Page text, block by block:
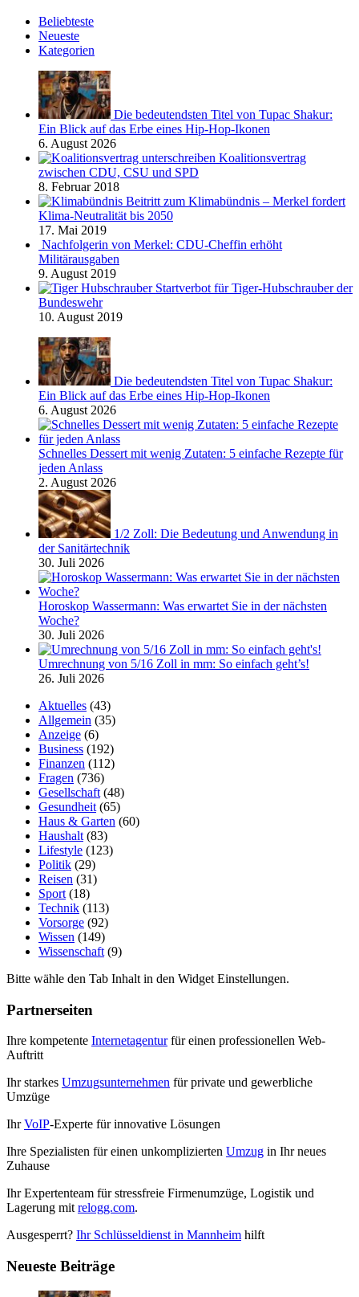
Beliebteste
Neueste
Kategorien
Die bedeutendsten Titel von Tupac Shakur:
Ein Blick auf das Erbe eines Hip-Hop-Ikonen
6. August 2026
Koalitionsvertrag
zwischen CDU, CSU und SPD
8. Februar 2018
Beitritt zum Klimabündnis – Merkel fordert
Klima-Neutralität bis 2050
17. Mai 2019
Nachfolgerin von Merkel: CDU-Cheffin erhöht
Militärausgaben
9. August 2019
Startverbot für Tiger-Hubschrauber der
Bundeswehr
10. August 2019
Die bedeutendsten Titel von Tupac Shakur:
Ein Blick auf das Erbe eines Hip-Hop-Ikonen
6. August 2026
Schnelles Dessert mit wenig Zutaten: 5 einfache Rezepte für
jeden Anlass
2. August 2026
1/2 Zoll: Die Bedeutung und Anwendung in
der Sanitärtechnik
30. Juli 2026
Horoskop Wassermann: Was erwartet Sie in der nächsten
Woche?
30. Juli 2026
Umrechnung von 5/16 Zoll in mm: So einfach geht’s!
26. Juli 2026
Aktuelles (43)
Allgemein (35)
Anzeige (6)
Business (192)
Finanzen (112)
Fragen (736)
Gesellschaft (48)
Gesundheit (65)
Haus & Garten (60)
Haushalt (83)
Lifestyle (123)
Politik (29)
Reisen (31)
Sport (18)
Technik (113)
Vorsorge (92)
Wissen (149)
Wissenschaft (9)
Bitte wähle den Tab Inhalt in den Widget Einstellungen.
Partnerseiten
Ihre kompetente Internetagenturfür einen professionellen Web-
Auftritt
Ihr starkes Umzugsunternehmen für private und gewerbliche
Umzüge
IhrVoIP-Experte für innovative Lösungen
Ihre Spezialisten für einen unkomplizierten Umzug in Ihr neues
Zuhause
Ihr Expertenteam für stressfreie Firmenumzüge, Logistik und
Lagerung mit relogg.com.
Ausgesperrt? Ihr Schlüsseldienst in Mannheim hilft
Neueste Beiträge